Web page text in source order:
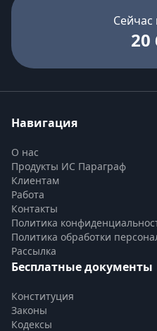
Сейчас
20
Навигация
О нас
Продукты ИС Параграф
Клиентам
Работа
Контакты
Политика
Политика обработки
Рассылка
Бесплатные документы
Конституция
Законы
Кодексы